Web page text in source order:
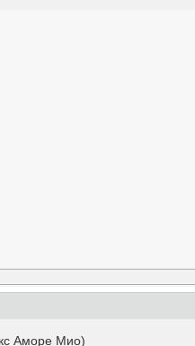
Аморе Мио)